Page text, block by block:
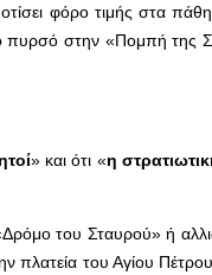
φόρο τιμής στα
πυρσό στην «Πομπή της
» και ότι «η
του Σταυρού» ή
πλατεία του Αγίου